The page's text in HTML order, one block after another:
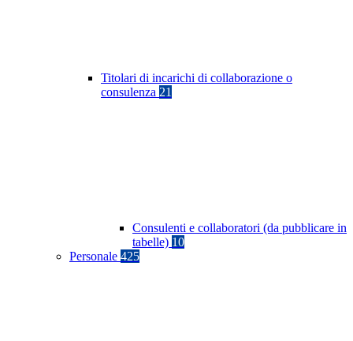
Titolari di incarichi di collaborazione o
consulenza 21
Consulenti e collaboratori (da pubblicare in
tabelle) 10
Personale 425